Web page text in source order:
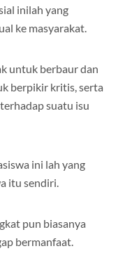
inilah yang
ke masyarakat.
untuk berbaur dan
berpikir kritis, serta
suatu isu
ini lah yang
itu sendiri.
pun biasanya
bermanfaat.